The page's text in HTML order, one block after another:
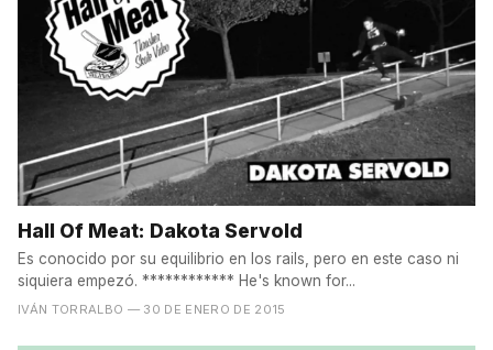
Hall Of Meat: Dakota Servold
Es conocido por su equilibrio en los rails, pero en este caso ni
siquiera empezó. ************ He's known for...
IVÁN TORRALBO — 30 DE ENERO DE 2015